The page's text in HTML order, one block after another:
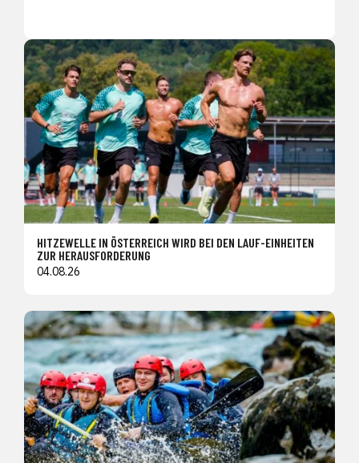
HITZEWELLE IN ÖSTERREICH WIRD BEI DEN LAUF-EINHEITEN
ZUR HERAUSFORDERUNG
04.08.26